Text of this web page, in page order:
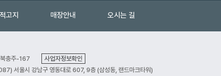
고지 매장안내 오시는 길
충주-167
사업자정보확인
서울시 강남구 영동대로 607, 9층 (삼성동, 랜드마크타워)